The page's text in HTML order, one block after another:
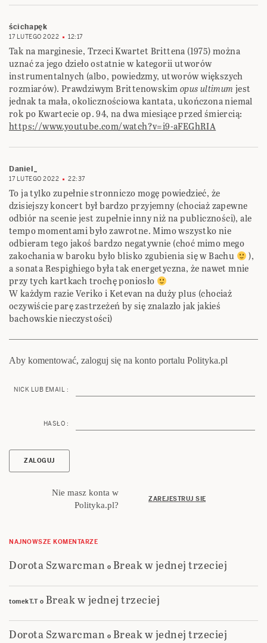
ścichapęk
17 LUTEGO 2022 12:17
Tak na marginesie, Trzeci Kwartet Brittena (1975) można
uznać za jego dzieło ostatnie w kategorii utworów
instrumentalnych (albo, powiedzmy, utworów większych
rozmiarów). Prawdziwym Brittenowskimopus ultimum jest
jednak ta mała, okolicznościowa kantata, ukończona niemal
rok po Kwartecie op. 94, na dwa miesiące przed śmiercią:
https://www.youtube.com/watch?v=i9-aFEGhRIA
Daniel_
17 LUTEGO 2022 22:37
To ja tylko zupełnie stronniczo mogę powiedzieć, że
dzisiejszy koncert był bardzo przyjemny (chociaż zapewne
odbiór na scenie jest zupełnie inny niż na publiczności), ale
tempo momentami było zawrotne. Mimo wszystko nie
odbieram tego jakoś bardzo negatywnie (choć mimo mego
zakochania w baroku było blisko zgubienia się w Bachu
),
a sonata Respighiego była tak energetyczna, że nawet mnie
przy tych kartkach trochę poniosło
W każdym razie Veriko i Ketevan na duży plus (chociaż
oczywiście parę zastrzeżeń by się znalazło jak jakieś
bachowskie nieczystości)
Aby komentować, zaloguj się na konto portalu Polityka.pl
NICK LUB EMAIL :
HASŁO :
Nie masz konta w
Polityka.pl?
ZAREJESTRUJ SIĘ
NAJNOWSZE KOMENTARZE
Dorota Szwarcman o Break w jednej trzeciej
tomekT.To Break w jednej trzeciej
Dorota Szwarcman o Break w jednej trzeciej